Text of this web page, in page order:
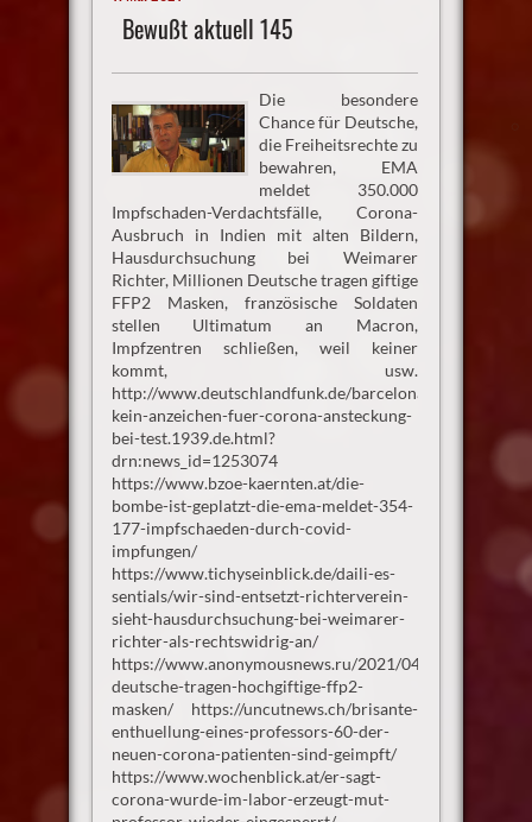
Bewußt aktuell 145
Die besondere
Chance für Deutsche,
die Freiheitsrechte zu
bewahren, EMA
meldet 350.000
Impfschaden-Verdachtsfälle, Corona-
Ausbruch in Indien mit alten Bildern,
Hausdurchsuchung bei Weimarer
Richter, Millionen Deutsche tragen giftige
FFP2 Masken, französische Soldaten
stellen Ultimatum an Macron,
Impfzentren schließen, weil keiner
kommt, usw.
http://www.deutschlandfunk.de/barcelona-
kein-anzeichen-fuer-corona-ansteckung-
bei-test.1939.de.html?
drn:news_id=1253074
https://www.bzoe-kaernten.at/die-
bombe-ist-geplatzt-die-ema-meldet-354-
177-impfschaeden-durch-covid-
impfungen/
https://www.tichyseinblick.de/daili-es-
sentials/wir-sind-entsetzt-richterverein-
sieht-hausdurchsuchung-bei-weimarer-
richter-als-rechtswidrig-an/
https://www.anonymousnews.ru/2021/04/26/millionen-
deutsche-tragen-hochgiftige-ffp2-
masken/ https://uncutnews.ch/brisante-
enthuellung-eines-professors-60-der-
neuen-corona-patienten-sind-geimpft/
https://www.wochenblick.at/er-sagt-
corona-wurde-im-labor-erzeugt-mut-